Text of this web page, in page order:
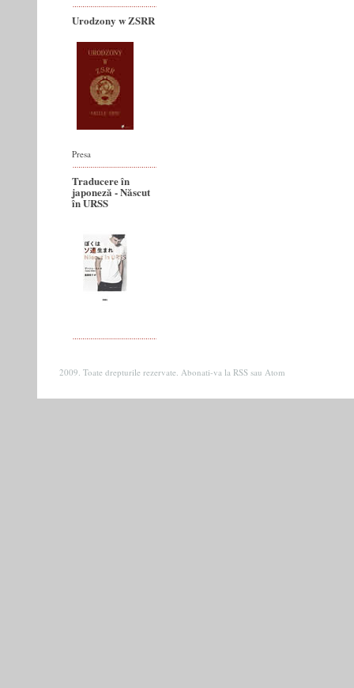
Urodzony w ZSRR
Presa
Traducere în
japoneză - Născut
în URSS
2009. Toate drepturile rezervate. Abonati-va la RSS sau Atom